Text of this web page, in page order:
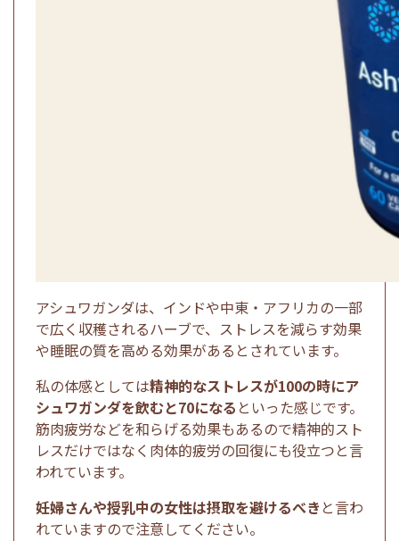
アシュワガンダは、インドや中東・アフリカの一部
で広く収穫されるハーブで、ストレスを減らす効果
や睡眠の質を高める効果があるとされています。
私の体感としては精神的なストレスが100の時にア
シュワガンダを飲むと70になる といった感じです。
筋肉疲労などを和らげる効果もあるので精神的スト
レスだけではなく肉体的疲労の回復にも役立つと言
われています。
妊婦さんや授乳中の女性は摂取を避けるべき と言わ
れていますので注意してください。